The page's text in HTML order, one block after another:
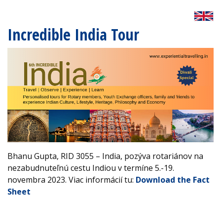
Incredible India Tour
Bhanu Gupta, RID 3055 – India, pozýva rotariánov na
nezabudnuteľnú cestu Indiou v termíne 5.-19.
novembra 2023. Viac informácií tu: Download the Fact
Sheet